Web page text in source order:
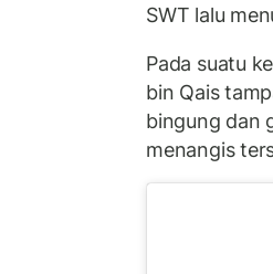
SWT lalu
Pada suatu
bin Qais
bingung dan
menangis